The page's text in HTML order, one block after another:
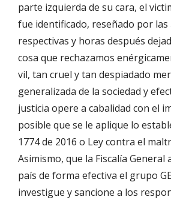
parte izquierda de su cara, el
fue identificado, reseñado por
respectivas y horas después
cosa que rechazamos
vil, tan cruel y tan despiadado
generalizada de la sociedad y
justicia opere a cabalidad con el
posible que se le aplique lo
1774 de 2016 o Ley contra el
Asimismo, que la Fiscalía General
país de forma efectiva el grupo
investigue y sancione a los